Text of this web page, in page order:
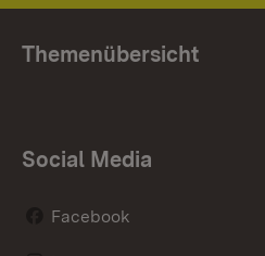
Themenübersicht
Social Media
Facebook